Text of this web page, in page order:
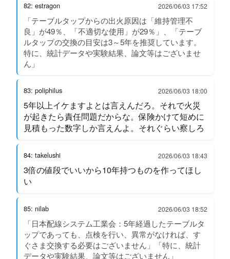
82: estragon 2026/06/03 17:52
「テーブルタップからの出火原因は「維持管理不
良」が49％、「不適切な使用」が29％」、「テーブ
ルタップの交換の目安は3～5年を推奨しています。
特に、統計データや実験結果、論文等はございませ
ん」
83: poliphilus 2026/06/03 18:00
5年以上イケますよとは言えんだろ。それで火災
が起きたら責任問題だからな。保険かけて短めに
見積もった数字しか言えんよ。それぐらい察しろ
84: takelushi 2026/06/03 18:43
3倍の値段でいいから10年持つものを作ってほし
い
85: nilab 2026/06/03 18:52
「日本配線システム工業会：5年経過したテーブルタ
ップであっても、点検を行い、異常がなければ、す
ぐさま交換する必要はございません」「特に、統計
データや実験結果、論文等はございません」